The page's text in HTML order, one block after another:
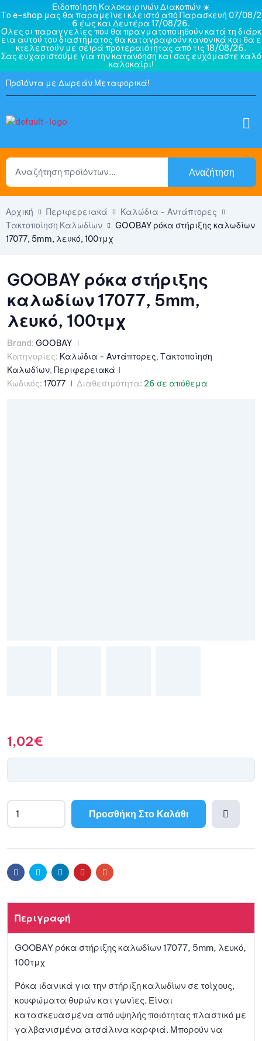
Ειδοποίηση Καλοκαιρινών Διακοπών ☀️
Το e-shop μας θα παραμείνει κλειστό από Παρασκευή 07/08/2
6 έως και Δευτέρα 17/08/26.
Όλες οι παραγγελίες που θα πραγματοποιηθούν κατά τη διάρκ
εια αυτού του διαστήματος θα καταγραφούν κανονικά και θα ε
κτελεστούν με σειρά προτεραιότητας από τις 18/08/26.
Σας ευχαριστούμε για την κατανόηση και σας ευχόμαστε καλό
καλοκαίρι!
Προϊόντα με Δωρεάν Μεταφορικά!
Αναζήτηση
Αρχική Περιφερειακά
Καλώδια - Αντάπτορες
Τακτοποίηση Καλωδίων
GOOBAY ρόκα στήριξης καλωδίων
17077, 5mm, λευκό, 100τμχ
GOOBAY ρόκα στήριξης
καλωδίων 17077, 5mm,
λευκό, 100τμχ
Brand: GOOBAY
Κατηγορίες: Καλώδια - Αντάπτορες, Τακτοποίηση
Καλωδίων, Περιφερειακά
Κωδικός: 17077 Διαθεσιμότητα: 26 σε απόθεμα
1,02€
Προσθήκη Στο Καλάθι
αγαπη
μένων
FacebookTwitter LinkedinPinterestEmail
Περιγραφή
GOOBAY ρόκα στήριξης καλωδίων 17077, 5mm, λευκό,
100τμχ
Ρόκα ιδανικά για την στήριξη καλωδίων σε τοίχους,
κουφώματα θυρών και γωνίες. Είναι
κατασκευασμένα από υψηλής ποιότητας πλαστικό με
γαλβανισμένα ατσάλινα καρφιά. Μπορούν να